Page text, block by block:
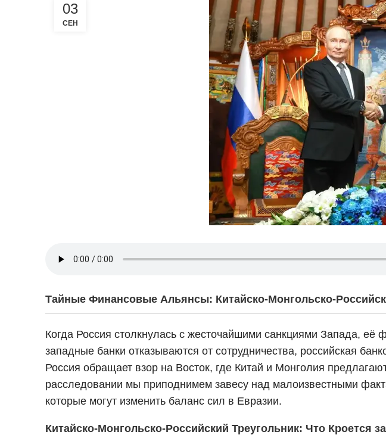
03
СЕН
Тайные Финансовые Альянсы: Китайско-Монгольско-
Когда Россия столкнулась с жесточайшими санкциями Запада, её
западные банки отказываются от сотрудничества, российская
Россия обращает взор на Восток, где Китай и Монголия
расследовании мы приподнимем завесу над малоизвестными
которые могут изменить баланс сил в Евразии.
Китайско-Монгольско-Российский Треугольник: Что Кроется